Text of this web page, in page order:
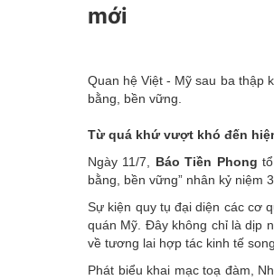
mới
Quan hệ Việt - Mỹ sau ba thập
bằng, bền vững.
Từ quá khứ vượt khó đến
Ngày 11/7, Báo Tiền Phong
bằng, bền vững” nhân kỷ niệm
Sự kiện quy tụ đại diện các cơ
quán Mỹ. Đây không chỉ là dịp
về tương lai hợp tác kinh tế
Phát biểu khai mạc toạ đàm,